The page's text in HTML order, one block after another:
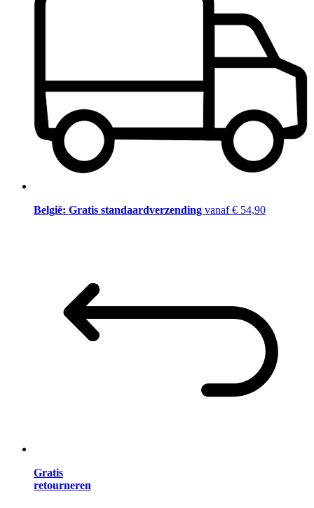
België: Gratis standaardverzending vanaf € 54,90
Gratis
retourneren